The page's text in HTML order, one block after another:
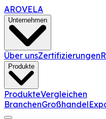
AROVELA
Unternehmen
Über unsZertifizierungen
Produkte
ProdukteVergleichen
BranchenGroßhandel